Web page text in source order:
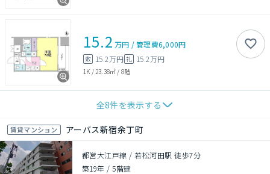
15.2 万円 /管理費6,000円
敷 15.2万円 礼 15.2万円
1K / 23.38㎡ / 8階
全8件を表示する
賃貸マンション アーバス新宿余丁町
都営大江戸線 / 若松河田駅 徒歩7分
築19年 /5階建